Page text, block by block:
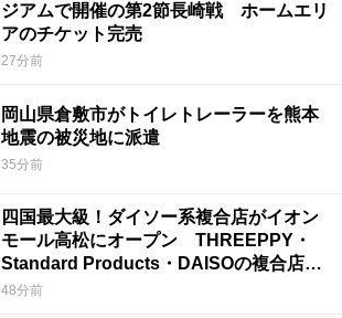
ジアムで開催の第2節長崎戦 ホームエリ
アのチケット完売
27分前
岡山県倉敷市がトイレトレーラーを熊本
地震の被災地に派遣
35分前
四国最大級！ダイソー系複合店がイオン
モール高松にオープン THREEPPY・
Standard Products・DAISOの複合店は
香川県初
48分前